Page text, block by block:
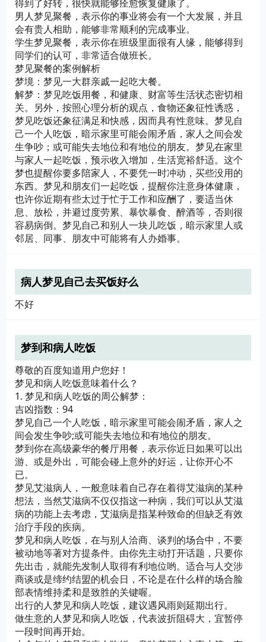
得到了好转，很快就能够痊愈恢复健康了。
男人梦见聚餐，表示你的事业将会有一个大发展，并且
会有贵人相助，能够非常顺利的完成事业。
学生梦见聚餐，表示你在班级里面很有人缘，能够得到
同学们的认可，非常适合做班长。
梦见聚餐的案例解析
梦境：梦见一大群亲戚一起吃大餐。
解梦：梦见吃饭用餐，和健康、财富等生活状态密切相
关。另外，按照心理分析的观点，食物还象征性诱惑，
梦见吃饭还象征满足和快感，因而具有性意味。梦见自
己一个人吃饭，暗示家里可能会闹矛盾，家人之间会发
生争吵；或可能失去地位和有地位的朋友。梦见在家里
与家人一起吃饭，预示收入增加，生活宽裕舒适。这个
梦也提醒你要多陪家人，不要凭一时冲动，买些没用的
东西。梦见和朋友们一起吃饭，提醒你注意身体健康，
也许你近期有些太过于忙于工作和应酬了，要适当休
息、放松，并避过度劳累、暴饮暴食、醉酒等，否则很
容易病倒。梦见自己和别人一块儿吃饭，暗示家里人或
邻居、同事、朋友中可能将有人办婚事。
病人梦见自己去买饭好么
不好
梦到和病人吃饭
尊敬的百度知道用户您好！
梦见和病人吃饭意味着什么？
1. 梦见和病人吃饭的周公解梦：
吉凶指数：94
梦见自己一个人吃饭，暗示家里可能会闹矛盾，家人之
间会发生争吵;或可能失去地位和有地位的朋友。
梦到你在高级豪华的餐厅用餐，表示你近日如果可以出
游、或是外出，可能会碰上意外的好运，让你开心不
已。
梦见艾滋病人，一般意味着自己存在着得艾滋病的某种
想法，当然艾滋病不仅仅指这一种病，我们可以从艾滋
病的功能上去考虑，艾滋病是指某种致命的但缺乏有效
治疗手段的疾病。
梦见和病人吃饭，在与别人洽商、谈判的场合中，不要
被动地等著对方提条件。由你先主动打开话题，只要你
先出击，就能先发制人取得有利地位哟。适合与人交涉
商谈或是缔约结盟的机会日，不论是在什么样的场合脸
部表情维持柔和是致胜的关键喔。
出行的人梦见和病人吃饭，建议遇风雨则延期出行。
做生意的人梦见和病人吃饭，代表波折阻碍大，宜暂停
一段时间再开始。